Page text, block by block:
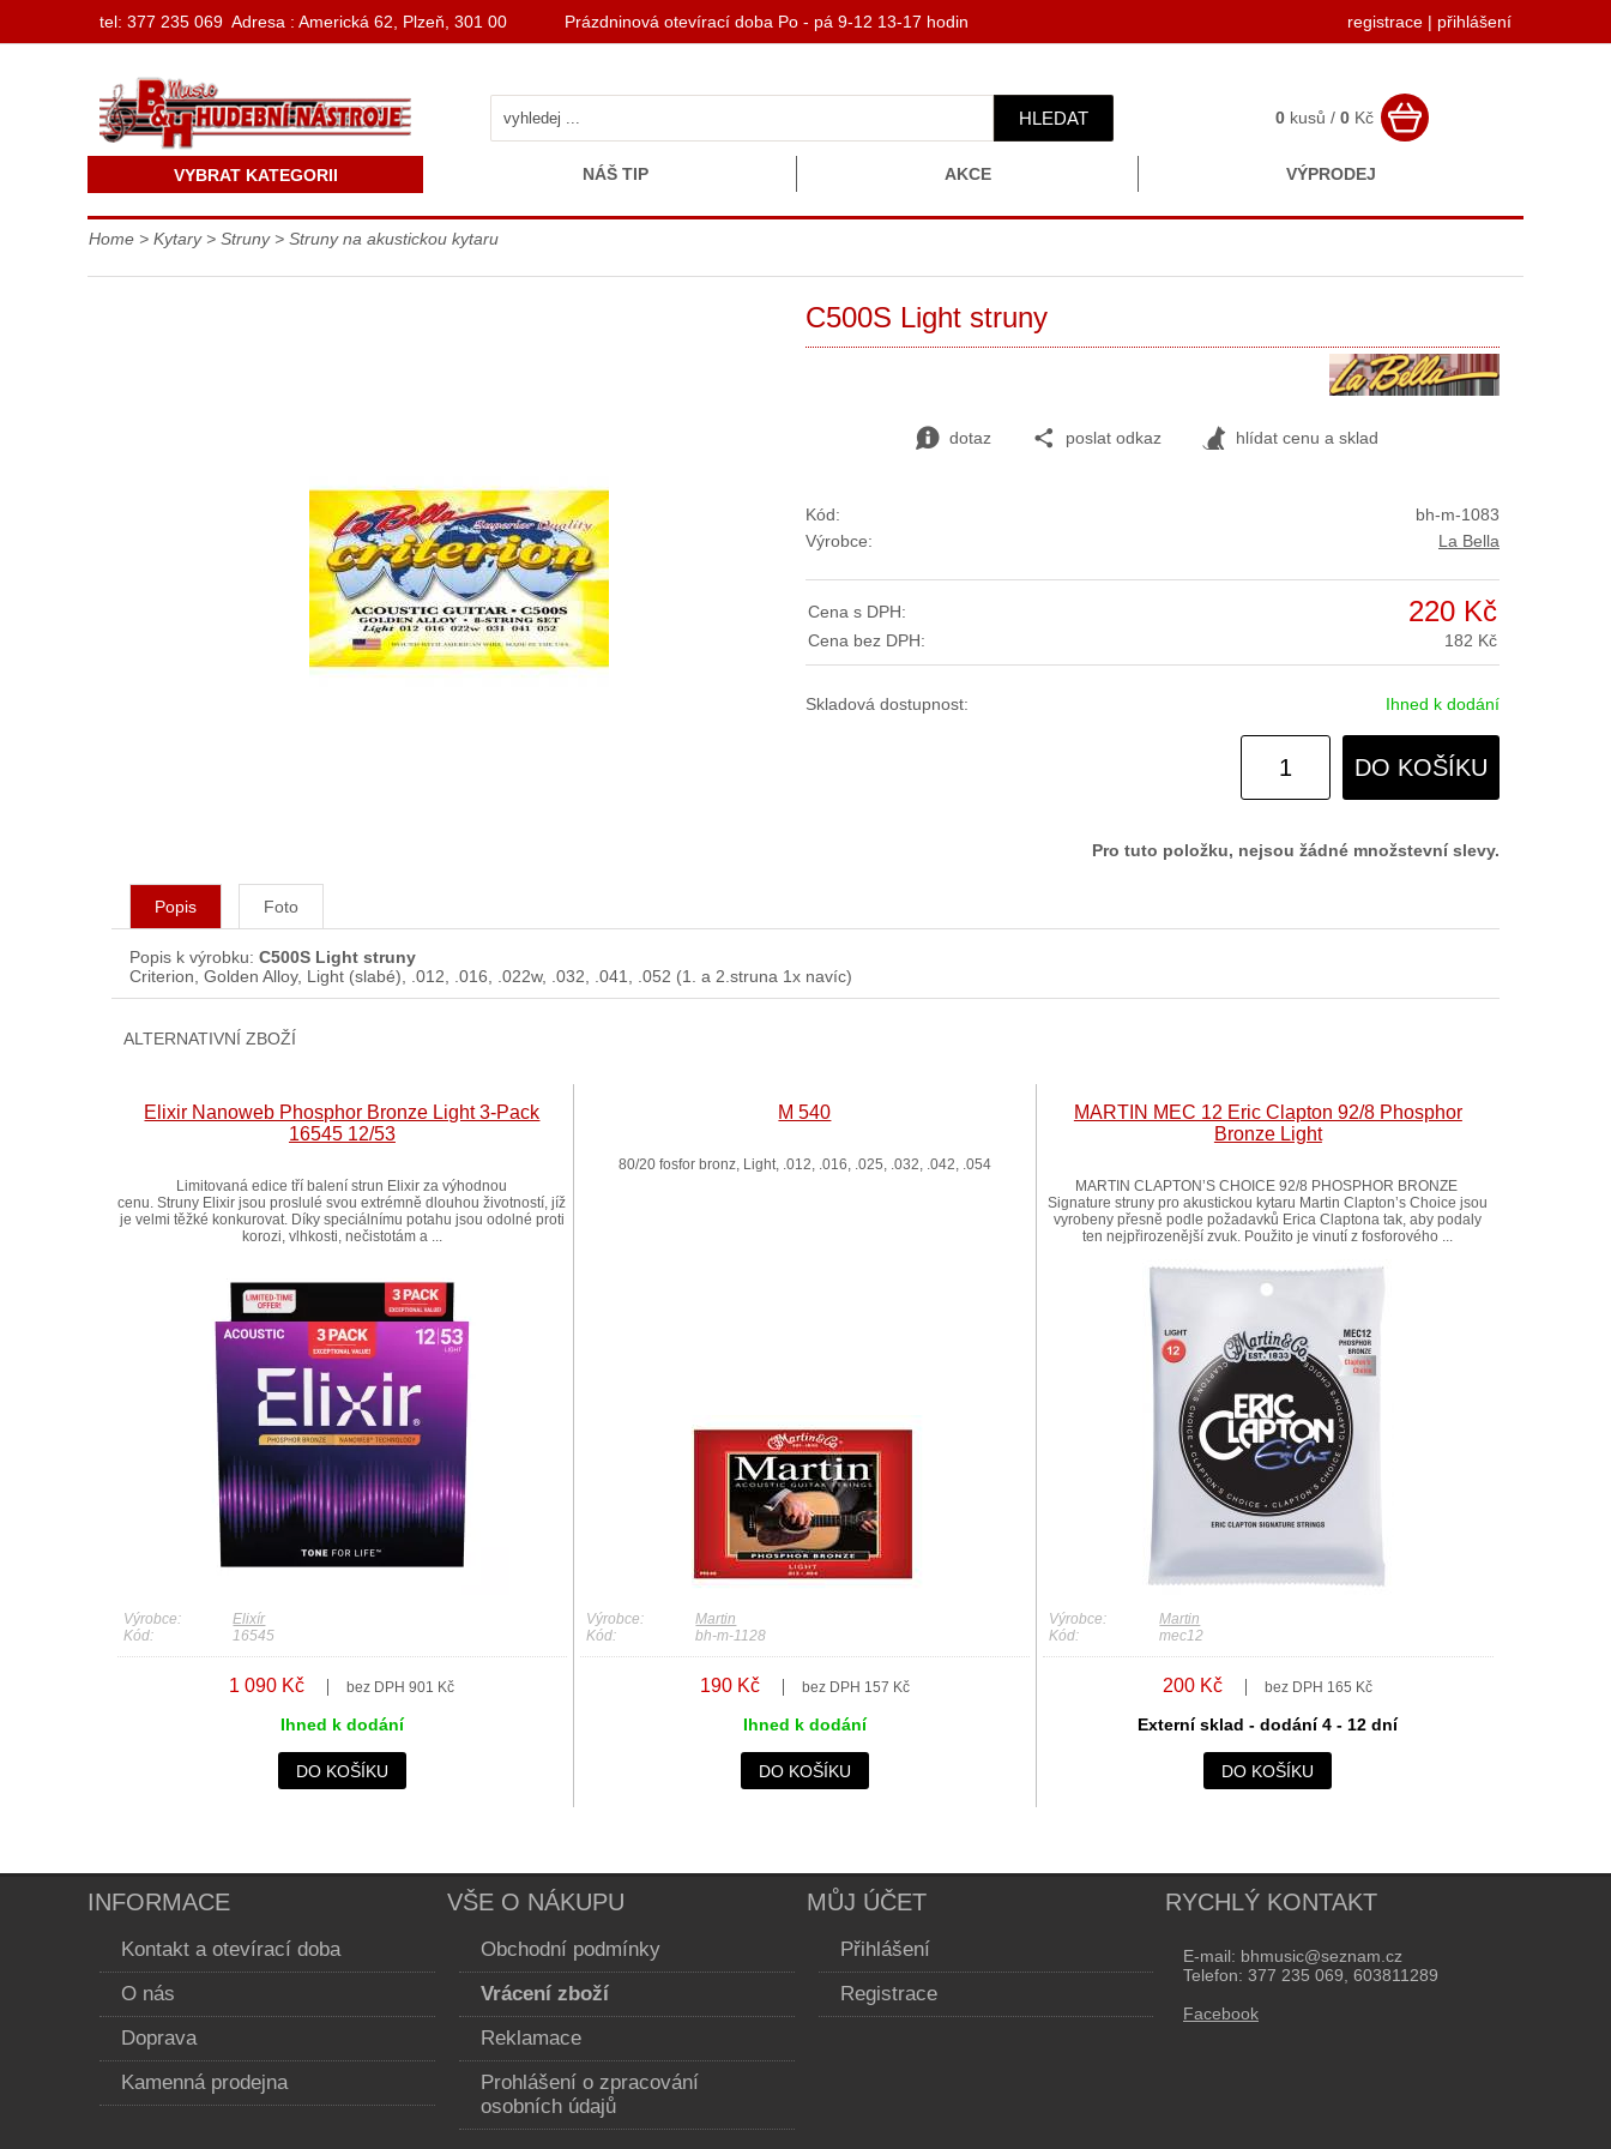
Home > Kytary> Struny> Struny na akustickou kytaru
C500S Light struny
dotaz poslat odkaz hlídat cenu a sklad
Kód:
bh-m-1083
Výrobce:
La Bella
Cena s DPH: 220 Kč
Cena bez DPH: 182 Kč
Skladová dostupnost: Ihned k dodání
DO KOŠÍKU
Pro tuto položku, nejsou žádné množstevní slevy.
Popis Foto
Popis k výrobku: C500S Light struny
Criterion, Golden Alloy, Light (slabé), .012, .016, .022w, .032, .041, .052 (1. a 2.struna 1x navíc)
ALTERNATIVNÍ ZBOŽÍ
Elixir Nanoweb Phosphor Bronze Light 3-Pack
16545 12/53
Limitovaná edice tří balení strun Elixir za výhodnou
cenu. Struny Elixir jsou proslulé svou extrémně dlouhou životností, jíž
je velmi těžké konkurovat. Díky speciálnímu potahu jsou odolné proti
korozi, vlhkosti, nečistotám a ...
Výrobce:
Elixír
Kód:
16545
1 090 Kč bez DPH 901 Kč
Ihned k dodání
DO KOŠÍKU
M 540
80/20 fosfor bronz, Light, .012, .016, .025, .032, .042, .054
Výrobce:
Martin
Kód:
bh-m-1128
190 Kč bez DPH 157 Kč
Ihned k dodání
DO KOŠÍKU
MARTIN MEC 12 Eric Clapton 92/8 Phosphor
Bronze Light
MARTIN CLAPTON’S CHOICE 92/8 PHOSPHOR BRONZE
Signature struny pro akustickou kytaru Martin Clapton’s Choice jsou
vyrobeny přesně podle požadavků Erica Claptona tak, aby podaly
ten nejpřirozenější zvuk. Použito je vinutí z fosforového ...
Výrobce:
Martin
Kód:
mec12
200 Kč bez DPH 165 Kč
Externí sklad - dodání 4 - 12 dní
DO KOŠÍKU
NÁŠ TIP AKCE VÝPRODEJ
VYBRAT KATEGORII
tel: 377 235 069 Adresa : Americká 62, Plzeň, 301 00 Prázdninová otevírací doba Po - pá 9-12 13-17 hodin registrace | přihlášení
HLEDAT 0kusů / 0Kč
INFORMACE
Kontakt a otevírací doba
O nás
Doprava
Kamenná prodejna
VŠE O NÁKUPU
Obchodní podmínky
Vrácení zboží
Reklamace
Prohlášení o zpracování
osobních údajů
MŮJ ÚČET
Přihlášení
Registrace
RYCHLÝ KONTAKT
E-mail: bhmusic@seznam.cz
Telefon: 377 235 069, 603811289
Facebook